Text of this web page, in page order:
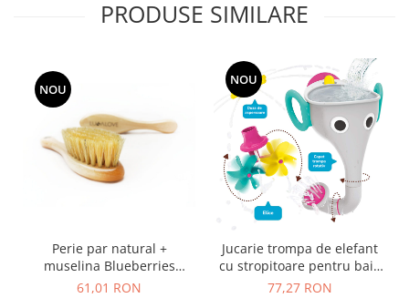
PRODUSE SIMILARE
NOU
Perie par natural +
muselina Blueberries
CADOU
61,01 RON
NOU
Jucarie trompa de elefant
cu stropitoare pentru baie
18+
77,27 RON